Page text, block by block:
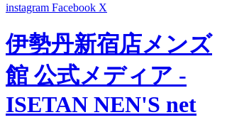
instagram Facebook X
伊勢丹新宿店メンズ
館 公式メディア -
ISETAN NEN'S net